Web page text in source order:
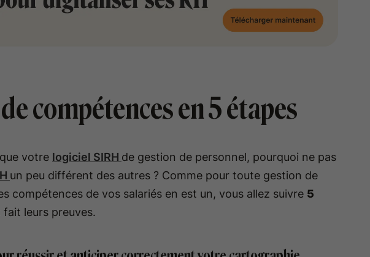
compétences en 5 étapes
votre logiciel SIRH de gestion de personnel, pourquoi ne pas
un peu différent des autres ? Comme pour toute gestion de
compétences de vos salariés en est un, vous allez suivre 5
fait leurs preuves.